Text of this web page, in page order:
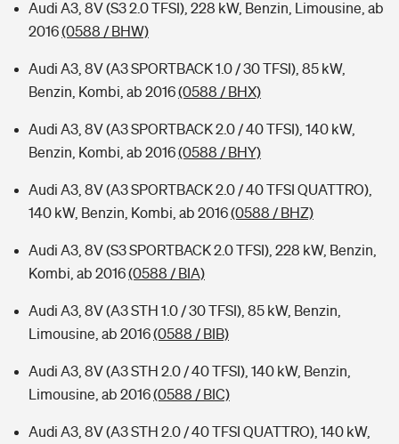
Audi A3, 8V (S3 2.0 TFSI), 228 kW, Benzin, Limousine, ab
2016(0588 / BHW)
Audi A3, 8V (A3 SPORTBACK 1.0 / 30 TFSI), 85 kW,
Benzin, Kombi, ab 2016(0588 / BHX)
Audi A3, 8V (A3 SPORTBACK 2.0 / 40 TFSI), 140 kW,
Benzin, Kombi, ab 2016(0588 / BHY)
Audi A3, 8V (A3 SPORTBACK 2.0 / 40 TFSI QUATTRO),
140 kW, Benzin, Kombi, ab 2016(0588 / BHZ)
Audi A3, 8V (S3 SPORTBACK 2.0 TFSI), 228 kW, Benzin,
Kombi, ab 2016(0588 / BIA)
Audi A3, 8V (A3 STH 1.0 / 30 TFSI), 85 kW, Benzin,
Limousine, ab 2016(0588 / BIB)
Audi A3, 8V (A3 STH 2.0 / 40 TFSI), 140 kW, Benzin,
Limousine, ab 2016(0588 / BIC)
Audi A3, 8V (A3 STH 2.0 / 40 TFSI QUATTRO), 140 kW,